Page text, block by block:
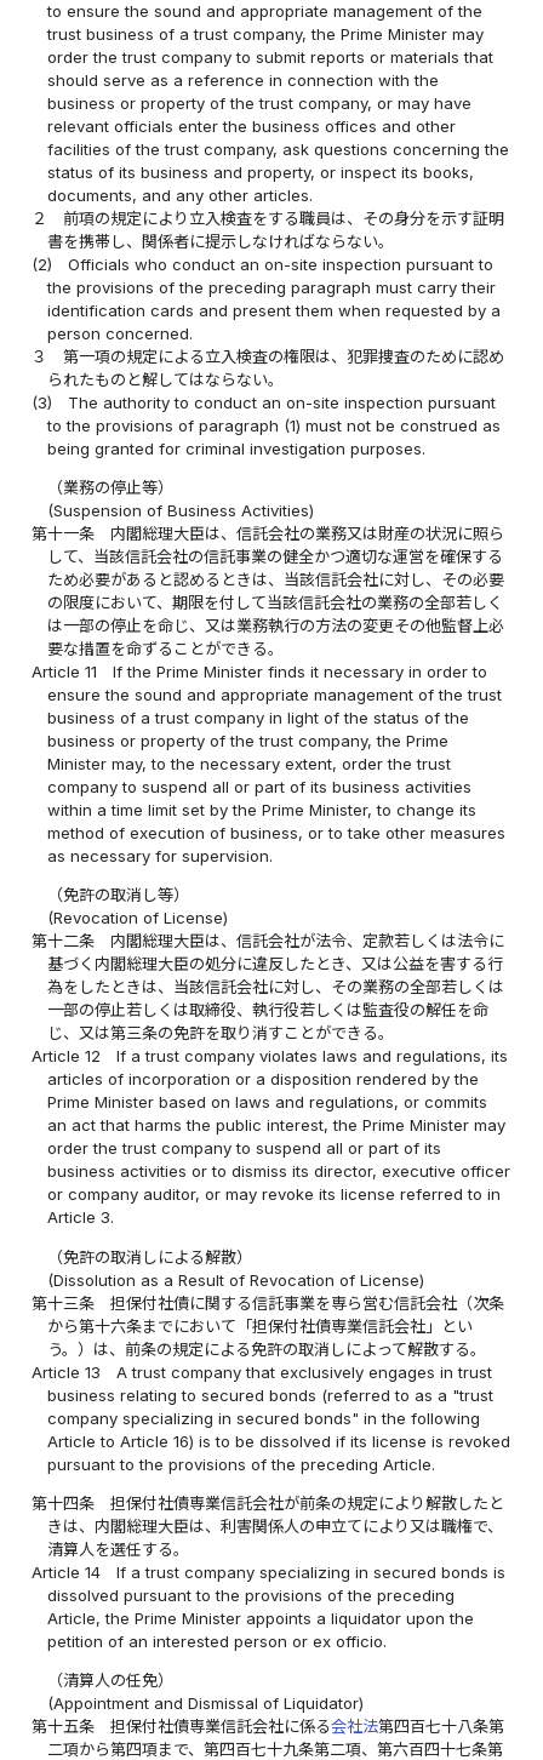
to ensure the sound and appropriate management of the
trust business of a trust company, the Prime Minister may
order the trust company to submit reports or materials that
should serve as a reference in connection with the
business or property of the trust company, or may have
relevant officials enter the business offices and other
facilities of the trust company, ask questions concerning the
status of its business and property, or inspect its books,
documents, and any other articles.
２
前項の規定により立入検査をする職員は、その身分を示す証明
書を携帯し、関係者に提示しなければならない。
(2)
Officials who conduct an on-site inspection pursuant to
the provisions of the preceding paragraph must carry their
identification cards and present them when requested by a
person concerned.
３
第一項の規定による立入検査の権限は、犯罪捜査のために認め
られたものと解してはならない。
(3)
The authority to conduct an on-site inspection pursuant
to the provisions of paragraph (1) must not be construed as
being granted for criminal investigation purposes.
（業務の停止等）
(Suspension of Business Activities)
第十一条
内閣総理大臣は、信託会社の業務又は財産の状況に照ら
して、当該信託会社の信託事業の健全かつ適切な運営を確保する
ため必要があると認めるときは、当該信託会社に対し、その必要
の限度において、期限を付して当該信託会社の業務の全部若しく
は一部の停止を命じ、又は業務執行の方法の変更その他監督上必
要な措置を命ずることができる。
Article 11
If the Prime Minister finds it necessary in order to
ensure the sound and appropriate management of the trust
business of a trust company in light of the status of the
business or property of the trust company, the Prime
Minister may, to the necessary extent, order the trust
company to suspend all or part of its business activities
within a time limit set by the Prime Minister, to change its
method of execution of business, or to take other measures
as necessary for supervision.
（免許の取消し等）
(Revocation of License)
第十二条
内閣総理大臣は、信託会社が法令、定款若しくは法令に
基づく内閣総理大臣の処分に違反したとき、又は公益を害する行
為をしたときは、当該信託会社に対し、その業務の全部若しくは
一部の停止若しくは取締役、執行役若しくは監査役の解任を命
じ、又は第三条の免許を取り消すことができる。
Article 12
If a trust company violates laws and regulations, its
articles of incorporation or a disposition rendered by the
Prime Minister based on laws and regulations, or commits
an act that harms the public interest, the Prime Minister may
order the trust company to suspend all or part of its
business activities or to dismiss its director, executive officer
or company auditor, or may revoke its license referred to in
Article 3.
（免許の取消しによる解散）
(Dissolution as a Result of Revocation of License)
第十三条
担保付社債に関する信託事業を専ら営む信託会社（次条
から第十六条までにおいて「担保付社債専業信託会社」とい
う。）は、前条の規定による免許の取消しによって解散する。
Article 13
A trust company that exclusively engages in trust
business relating to secured bonds (referred to as a "trust
company specializing in secured bonds" in the following
Article to Article 16) is to be dissolved if its license is revoked
pursuant to the provisions of the preceding Article.
第十四条
担保付社債専業信託会社が前条の規定により解散したと
きは、内閣総理大臣は、利害関係人の申立てにより又は職権で、
清算人を選任する。
Article 14
If a trust company specializing in secured bonds is
dissolved pursuant to the provisions of the preceding
Article, the Prime Minister appoints a liquidator upon the
petition of an interested person or ex officio.
（清算人の任免）
(Appointment and Dismissal of Liquidator)
第十五条
担保付社債専業信託会社に係る会社法第四百七十八条第
二項から第四項まで、第四百七十九条第二項、第六百四十七条第